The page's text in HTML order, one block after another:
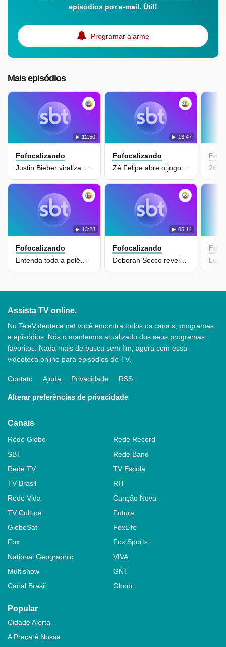
episódios por e-mail. Útil!
Programar alarme
Mais episódios
12:50
Fofocalizando
Justin Bieber viraliza ao aparecer assistindo Câmeras Escondidas
13:47
Fofocalizando
Zé Felipe abre o jogo sobre divórcio com Virginia e Ana Castela
13:28
Fofocalizando
05:14
Fofocalizando
Deborah Secco revela que faz procedimentos estéticos desde os 18 anos
26
Assista TV online.
No TeleVideoteca.net você encontra todos os canais, programas
e episódios. Nós o mantemos atualizado dos seus programas
favoritos. Nada mais de busca sem fim, agora com essa
videoteca online para episódios de TV.
Contato Ajuda Privacidade RSS
Alterar preferências de privacidade
Canais
Rede Globo
Rede Record
SBT
Rede Band
Rede TV
TV Escola
TV Brasil
RIT
Rede Vida
Canção Nova
TV Cultura
Futura
GloboSat
FoxLife
Fox
Fox Sports
National Geographic
VIVA
Multishow
GNT
Canal Brasil
Gloob
Popular
Cidade Alerta
A Praça é Nossa